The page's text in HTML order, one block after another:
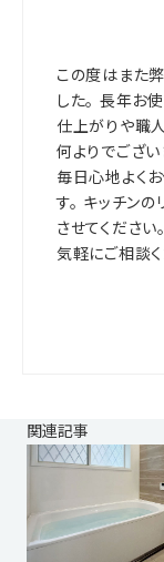
この度はまた
した。 長年お
仕上がりや職
何よりでござ
毎日心地よく
す。 キッチン
させてくださ
気軽にご相談く
関連記事